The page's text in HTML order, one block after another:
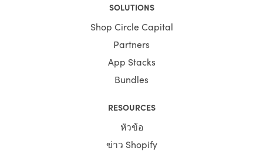
SOLUTIONS
Shop Circle Capital
Partners
App Stacks
Bundles
RESOURCES
หัวข้อ
ข่าว Shopify